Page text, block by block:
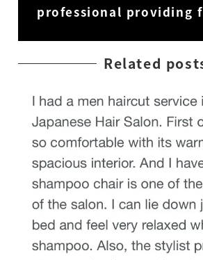
professional providing
Related